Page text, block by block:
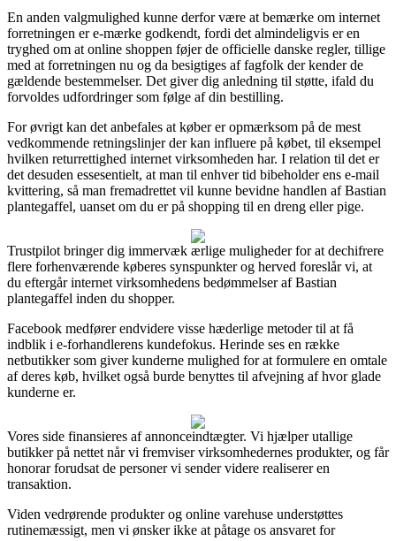
En anden valgmulighed kunne derfor være at bemærke om internet
forretningen er e-mærke godkendt, fordi det almindeligvis er en
tryghed om at online shoppen føjer de officielle danske regler, tillige
med at forretningen nu og da besigtiges af fagfolk der kender de
gældende bestemmelser. Det giver dig anledning til støtte, ifald du
forvoldes udfordringer som følge af din bestilling.
For øvrigt kan det anbefales at køber er opmærksom på de mest
vedkommende retningslinjer der kan influere på købet, til eksempel
hvilken returrettighed internet virksomheden har. I relation til det er
det desuden essesentielt, at man til enhver tid bibeholder ens e-mail
kvittering, så man fremadrettet vil kunne bevidne handlen af Bastian
plantegaffel, uanset om du er på shopping til en dreng eller pige.
Trustpilot bringer dig immervæk ærlige muligheder for at dechifrere
flere forhenværende køberes synspunkter og herved foreslår vi, at
du eftergår internet virksomhedens bedømmelser af Bastian
plantegaffel inden du shopper.
Facebook medfører endvidere visse hæderlige metoder til at få
indblik i e-forhandlerens kundefokus. Herinde ses en række
netbutikker som giver kunderne mulighed for at formulere en omtale
af deres køb, hvilket også burde benyttes til afvejning af hvor glade
kunderne er.
Vores side finansieres af annonceindtægter. Vi hjælper utallige
butikker på nettet når vi fremviser virksomhedernes produkter, og får
honorar forudsat de personer vi sender videre realiserer en
transaktion.
Viden vedrørende produkter og online varehuse understøttes
rutinemæssigt, men vi ønsker ikke at påtage os ansvaret for